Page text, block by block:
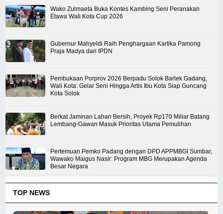
Wako Zulmaeta Buka Kontes Kambing Seni Peranakan
Etawa Wali Kota Cup 2026
Gubernur Mahyeldi Raih Penghargaan Kartika Pamong
Praja Madya dari IPDN
Pembukaan Porprov 2026 Berpadu Solok Barlek Gadang,
Wali Kota: Gelar Seni Hingga Artis Ibu Kota Siap Guncang
Kota Solok
Berkat Jaminan Lahan Bersih, Proyek Rp170 Miliar Batang
Lembang-Gawan Masuk Prioritas Utama Pemulihan
Pertemuan Pemko Padang dengan DPD APPMBGI Sumbar,
Wawako Maigus Nasir: Program MBG Merupakan Agenda
Besar Negara
TOP NEWS